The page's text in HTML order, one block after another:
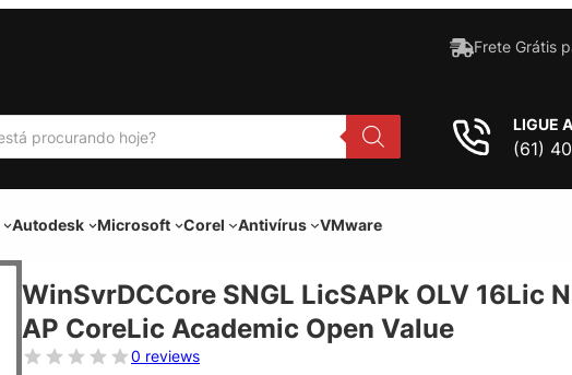
Frete Grátis
LIGUE
(61)
Autodesk Microsoft Corel Antivírus VMware
WinSvrDCCore SNGL LicSAPk OLV 16Lic
AP CoreLic Academic Open Value
0 reviews